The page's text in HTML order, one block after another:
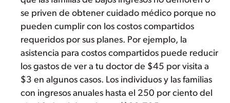
se priven de obtener cuidado médico porque no
pueden cumplir con los costos compartidos
requeridos por sus planes. Por ejemplo, la
asistencia para costos compartidos puede reducir
los gastos de ver a tu doctor de $45 por visita a
$3 en algunos casos. Los individuos y las familias
con ingresos anuales hasta el 250 por ciento del